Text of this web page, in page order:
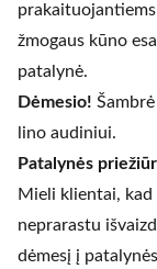
žmogaus kūno
patalynė.
Dėmesio!
lino audiniui.
Patalynės
Mieli klientai,
neprarastu
dėmesį į